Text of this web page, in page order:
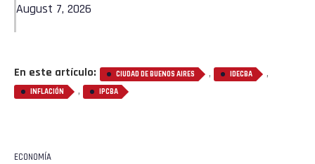
August 7, 2026
En este artículo: CIUDAD DE BUENOS AIRES , IDECBA ,
INFLACIÓN , IPCBA
ECONOMÍA